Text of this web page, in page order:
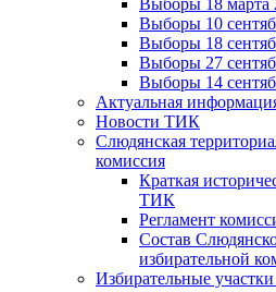
Выборы 18 марта
Выборы 10
Выборы 18
Выборы 27
Выборы 14
Актуальная
Новости ТИК
Слюдянская
комиссия
Краткая
ТИК
Регламент
Состав
избирательной
Избирательные